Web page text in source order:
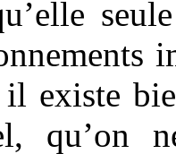
existe
qu’on